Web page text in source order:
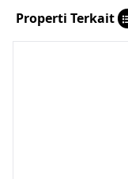
Properti Terkait